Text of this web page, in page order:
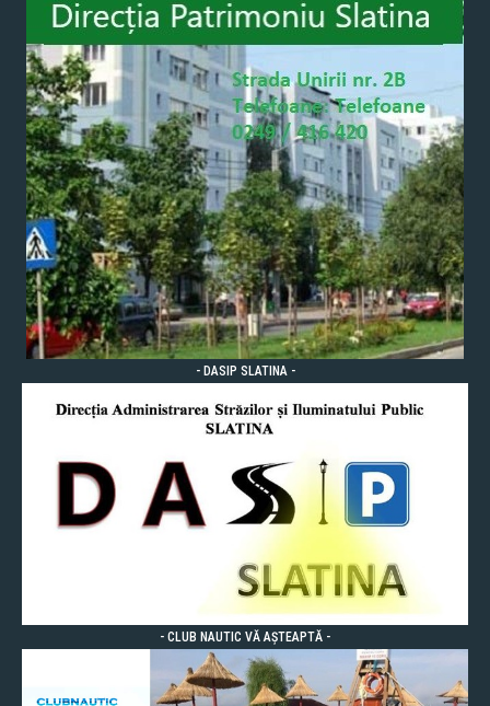
- DASIP SLATINA -
- CLUB NAUTIC VĂ AȘTEAPTĂ -